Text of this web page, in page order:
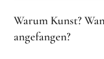
Warum Kunst?
angefangen?